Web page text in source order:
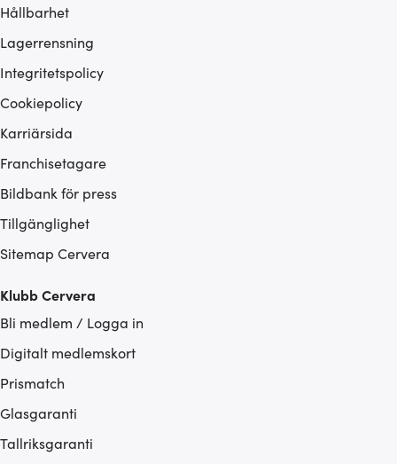
Hållbarhet
Lagerrensning
Integritetspolicy
Cookiepolicy
Karriärsida
Franchisetagare
Bildbank för press
Tillgänglighet
Sitemap Cervera
Klubb Cervera
Bli medlem / Logga in
Digitalt medlemskort
Prismatch
Glasgaranti
Tallriksgaranti